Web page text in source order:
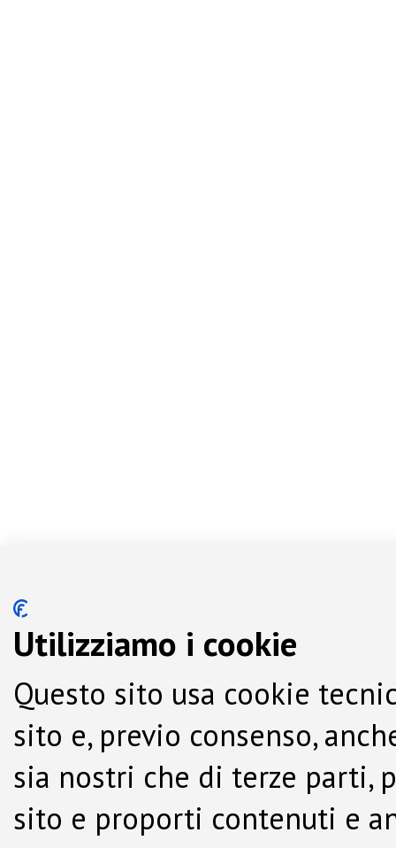
Utilizziamo i cookie
Questo sito usa cookie
sito e, previo consenso,
sia nostri che di terze parti,
sito e proporti contenuti e